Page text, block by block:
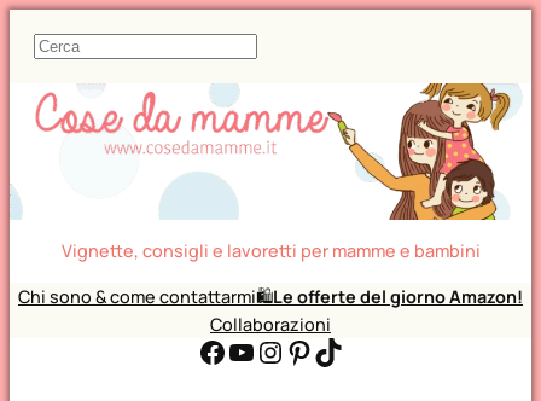
C
r
c
Vignette, consigli e lavoretti per mamme e bambini
Chi sono & come contattarmi🛍️Le offerte del giorno Amazon!
Collaborazioni
Facebook YouTube Instagram Pinterest TikTok